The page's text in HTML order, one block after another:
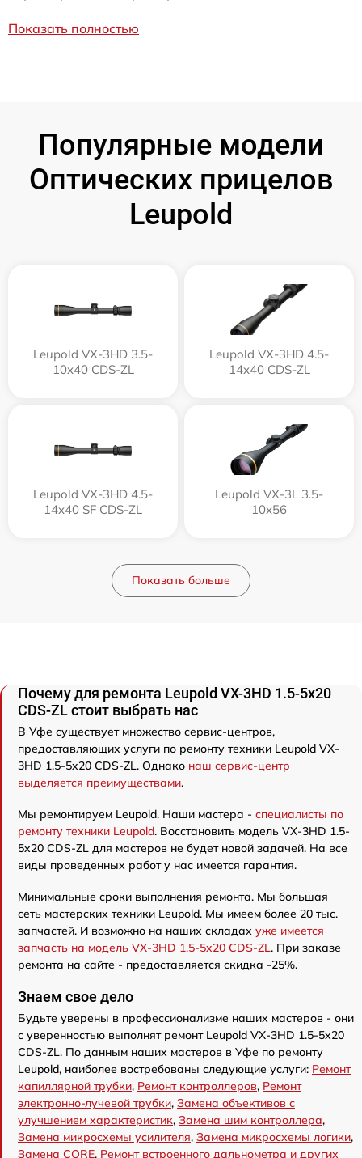
Показать полностью
Популярные модели
Оптических прицелов
Leupold
Leupold VX-3HD 3.5-
10x40 CDS-ZL
Leupold VX-3HD 4.5-
14x40 CDS-ZL
Leupold VX-3HD 4.5-
14x40 SF CDS-ZL
Leupold VX-3L 3.5-
10x56
Показать больше
Почему для ремонта Leupold VX-3HD 1.5-5x20
CDS-ZL стоит выбрать нас
В Уфе существует множество сервис-центров,
предоставляющих услуги по ремонту техники Leupold VX-
3HD 1.5-5x20 CDS-ZL. Однако наш сервис-центр
выделяется преимуществами.
Мы ремонтируем Leupold. Наши мастера - специалисты по
ремонту техники Leupold. Восстановить модель VX-3HD 1.5-
5x20 CDS-ZL для мастеров не будет новой задачей. На все
виды проведенных работ у нас имеется гарантия.
Минимальные сроки выполнения ремонта. Мы большая
сеть мастерских техники Leupold. Мы имеем более 20 тыс.
запчастей. И возможно на наших складах уже имеется
запчасть на модель VX-3HD 1.5-5x20 CDS-ZL. При заказе
ремонта на сайте - предоставляется скидка -25%.
Знаем свое дело
Будьте уверены в профессионализме наших мастеров - они
с уверенностью выполнят ремонт Leupold VX-3HD 1.5-5x20
CDS-ZL. По данным наших мастеров в Уфе по ремонту
Leupold, наиболее востребованы следующие услуги: Ремонт
капиллярной трубки, Ремонт контроллеров, Ремонт
электронно-лучевой трубки, Замена объективов с
улучшением характеристик, Замена шим контроллера,
Замена микросхемы усилителя, Замена микросхемы логики,
Замена CORE, Ремонт встроенного дальнометра и других